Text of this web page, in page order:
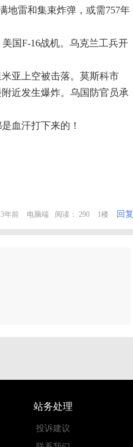
地雷和集束炸弹，或需757年
国F-16战机。乌克兰工兵开
亚上空被击落。莫斯科市
近发生爆炸。乌国防官员承
血汗打下来的！
3年前 电脑端 阅读： 290 1楼 回复
站务处理
投诉建议